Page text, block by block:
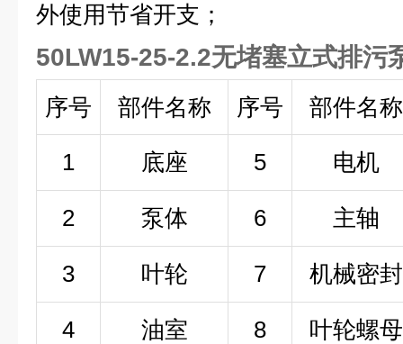
外使用节省开支；
50LW15-25-2.2无堵塞立式排污
序号 部件名称 序号 部件名称
1 底座 5 电机
2 泵体 6 主轴
3 叶轮 7 机械密封
4 油室 8
叶轮螺母